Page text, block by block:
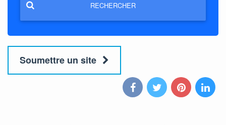
RECHERCHER
Soumettre un site